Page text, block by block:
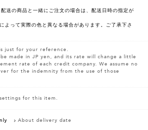
配送の商品と一緒にご注文の場合は、配送日時の指定が
よって実際の色と異なる場合があります。ご了承下さ
just for your reference.
made in JP yen, and its rate will change a little
rate of each credit company. We assume no
for the indemnity from the use of those
for this item.
About delivery date